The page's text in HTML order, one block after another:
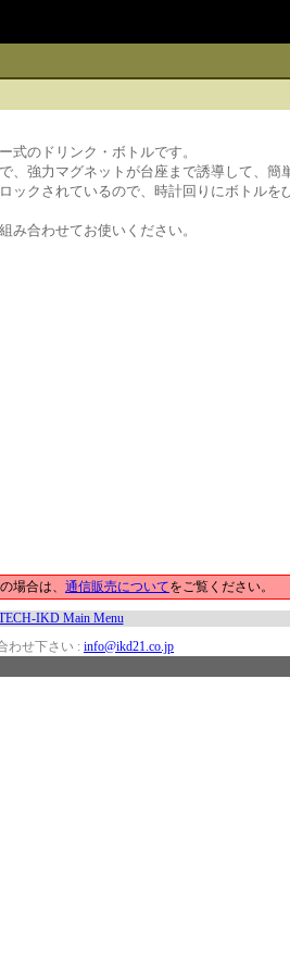
式のドリンク・ボトルです。
強力マグネットが台座まで誘導して、簡
ックされているので、時計回りにボトル
み合わせてお使いください。
場合は、 通信販売についてをご覧ください。
IKD Main Menu
わせ下さい : info@ikd21.co.jp